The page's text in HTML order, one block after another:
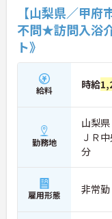
【山梨県／甲
不問★訪問入浴
ト》
給料 時給
勤務地
山梨
ＪＲ
分
雇用形態 非常